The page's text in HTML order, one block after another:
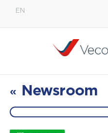
EN
« Newsroom